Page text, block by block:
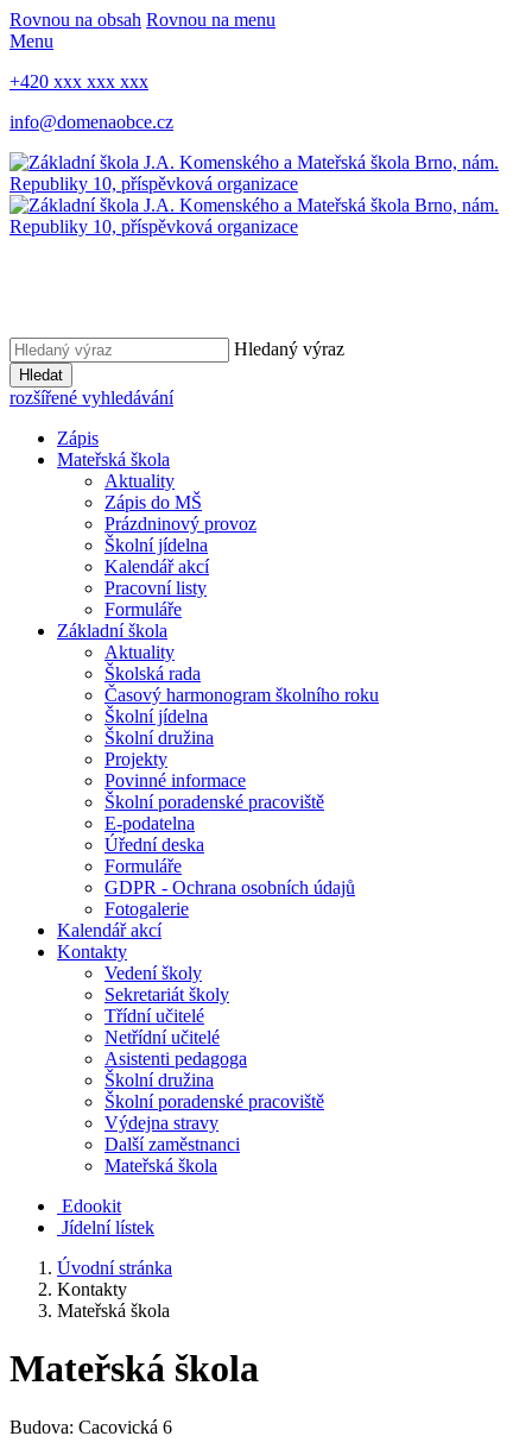
Rovnou na obsah Rovnou na menu
Menu
+420 xxx xxx xxx
info@domenaobce.cz
Hledaný výraz
Hledat
rozšířené vyhledávání
Zápis
Mateřská škola
Aktuality
Zápis do MŠ
Prázdninový provoz
Školní jídelna
Kalendář akcí
Pracovní listy
Formuláře
Základní škola
Aktuality
Školská rada
Časový harmonogram školního roku
Školní jídelna
Školní družina
Projekty
Povinné informace
Školní poradenské pracoviště
E-podatelna
Úřední deska
Formuláře
GDPR - Ochrana osobních údajů
Fotogalerie
Kalendář akcí
Kontakty
Vedení školy
Sekretariát školy
Třídní učitelé
Netřídní učitelé
Asistenti pedagoga
Školní družina
Školní poradenské pracoviště
Výdejna stravy
Další zaměstnanci
Mateřská škola
Edookit
Jídelní lístek
Úvodní stránka
Kontakty
Mateřská škola
Mateřská škola
Budova: Cacovická 6